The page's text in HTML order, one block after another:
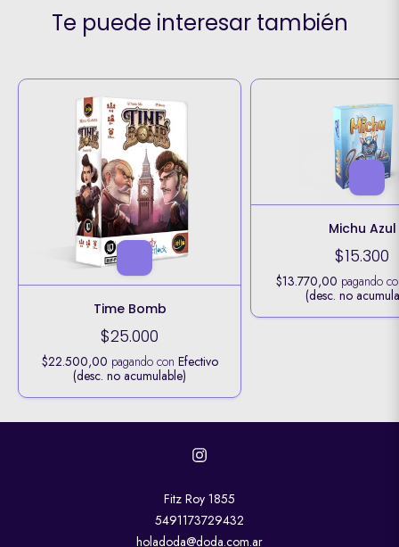
Te puede interesar también
Time Bomb
$25.000
$22.500,00 pagando con Efectivo
(desc. no acumulable)
Michu Azul
$15.300
$13.770,00 pagando
(desc. no
Fitz Roy 1855
5491173729432
holadoda@doda.com.ar